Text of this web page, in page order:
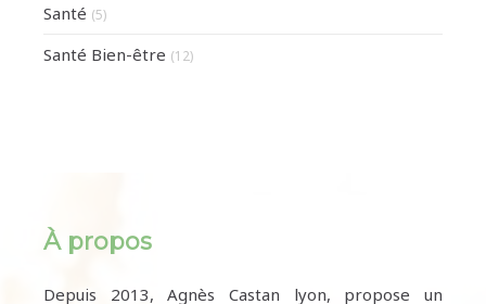
Santé (5)
Santé Bien-être (12)
À propos
Depuis 2013, Agnès Castan lyon, propose un